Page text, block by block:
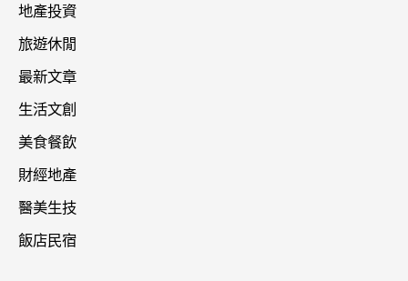
地產投資
旅遊休閒
最新文章
生活文創
美食餐飲
財經地產
醫美生技
飯店民宿